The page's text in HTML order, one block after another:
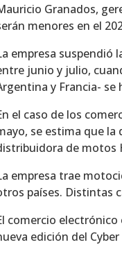
Granados,
menores en el
empresa suspendió
junio y julio,
y Francia-
el caso de los
se estima que
de motos
empresa trae
países. Distintas
comercio
edición del